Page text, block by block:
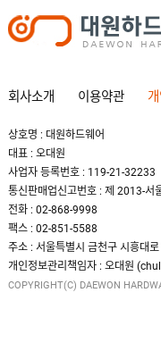
회사소개 이용약관
상호명 : 대원하드웨어
대표 : 오대원
사업자 등록번호 : 119-21-32233
통신판매업신고번호 : 제 2013-서
전화 : 02-868-9998
팩스 : 02-851-5588
주소 : 서울특별시 금천구 시흥대
개인정보관리책임자 : 오대원
COPYRIGHT(C) DAEWON